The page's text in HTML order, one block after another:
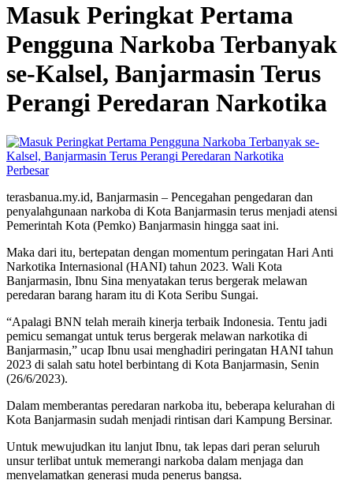
Masuk Peringkat Pertama
Pengguna Narkoba Terbanyak
se-Kalsel, Banjarmasin Terus
Perangi Peredaran Narkotika
Perbesar
terasbanua.my.id, Banjarmasin – Pencegahan pengedaran dan
penyalahgunaan narkoba di Kota Banjarmasin terus menjadi atensi
Pemerintah Kota (Pemko) Banjarmasin hingga saat ini.
Maka dari itu, bertepatan dengan momentum peringatan Hari Anti
Narkotika Internasional (HANI) tahun 2023. Wali Kota
Banjarmasin, Ibnu Sina menyatakan terus bergerak melawan
peredaran barang haram itu di Kota Seribu Sungai.
“Apalagi BNN telah meraih kinerja terbaik Indonesia. Tentu jadi
pemicu semangat untuk terus bergerak melawan narkotika di
Banjarmasin,” ucap Ibnu usai menghadiri peringatan HANI tahun
2023 di salah satu hotel berbintang di Kota Banjarmasin, Senin
(26/6/2023).
Dalam memberantas peredaran narkoba itu, beberapa kelurahan di
Kota Banjarmasin sudah menjadi rintisan dari Kampung Bersinar.
Untuk mewujudkan itu lanjut Ibnu, tak lepas dari peran seluruh
unsur terlibat untuk memerangi narkoba dalam menjaga dan
menyelamatkan generasi muda penerus bangsa.